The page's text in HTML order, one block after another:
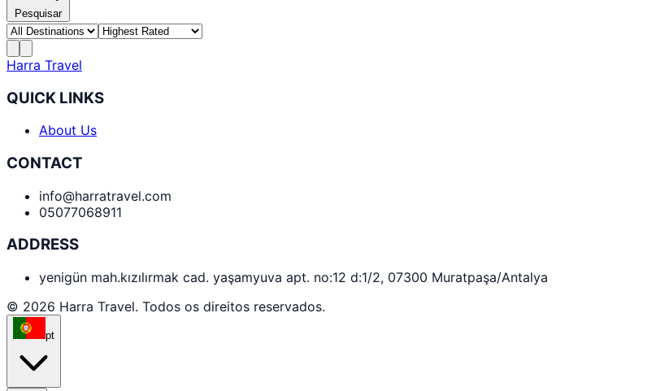
Pesquisar
Harra Travel
QUICK LINKS
About Us
CONTACT
info@harratravel.com
05077068911
ADDRESS
yenigün mah.kızılırmak cad. yaşamyuva apt. no:12 d:1/2, 07300 Muratpaşa/Antalya
© 2026 Harra Travel. Todos os direitos reservados.
pt